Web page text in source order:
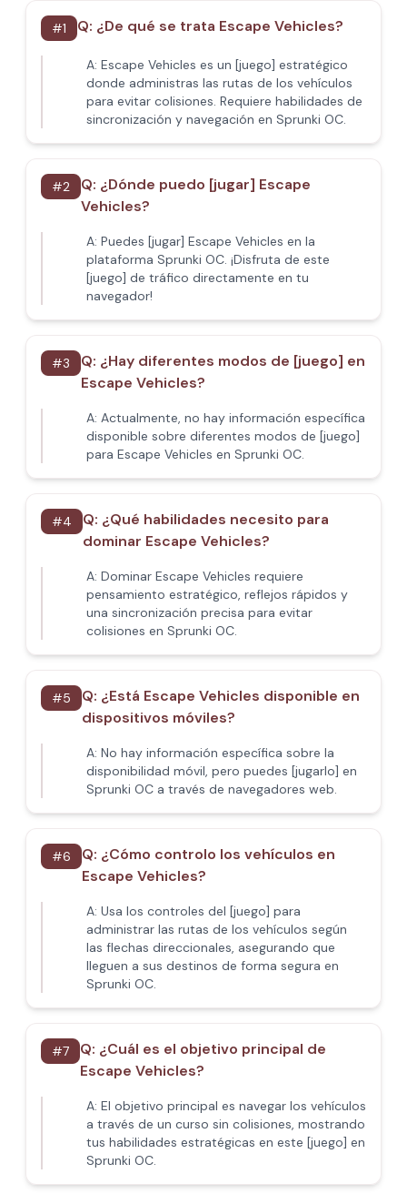
#1 Q: ¿De qué se trata Escape Vehicles?
A: Escape Vehicles es un [juego] estratégico
donde administras las rutas de los vehículos
para evitar colisiones. Requiere habilidades de
sincronización y navegación en Sprunki OC.
#2 Q: ¿Dónde puedo [jugar] Escape
Vehicles?
A: Puedes [jugar] Escape Vehicles en la
plataforma Sprunki OC. ¡Disfruta de este
[juego] de tráfico directamente en tu
navegador!
#3 Q: ¿Hay diferentes modos de [juego] en
Escape Vehicles?
A: Actualmente, no hay información específica
disponible sobre diferentes modos de [juego]
para Escape Vehicles en Sprunki OC.
#4 Q: ¿Qué habilidades necesito para
dominar Escape Vehicles?
A: Dominar Escape Vehicles requiere
pensamiento estratégico, reflejos rápidos y
una sincronización precisa para evitar
colisiones en Sprunki OC.
#5 Q: ¿Está Escape Vehicles disponible en
dispositivos móviles?
A: No hay información específica sobre la
disponibilidad móvil, pero puedes [jugarlo] en
Sprunki OC a través de navegadores web.
#6 Q: ¿Cómo controlo los vehículos en
Escape Vehicles?
A: Usa los controles del [juego] para
administrar las rutas de los vehículos según
las flechas direccionales, asegurando que
lleguen a sus destinos de forma segura en
Sprunki OC.
#7 Q: ¿Cuál es el objetivo principal de
Escape Vehicles?
A: El objetivo principal es navegar los vehículos
a través de un curso sin colisiones, mostrando
tus habilidades estratégicas en este [juego] en
Sprunki OC.